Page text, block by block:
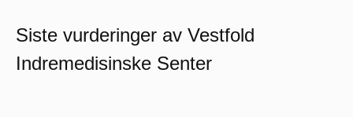
Siste vurderinger av Vestfold
Indremedisinske Senter